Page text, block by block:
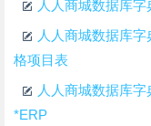
人人商城数据库
人人商城数据库
格项目表
人人商城数据库
*ERP